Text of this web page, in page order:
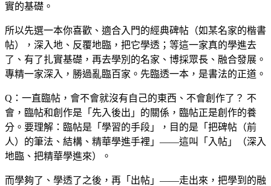
實的基礎。
所以先選一本你喜歡、適合入門的經典碑帖（如某名家的楷書
帖），深入地、反覆地臨，把它學透；等這一家真的學進去
了、有了扎實基礎，再去學別的名家、博採眾長、融合發展。
專精一家深入，勝過亂臨百家。先臨透一本，是書法的正道。
Q：一直臨帖，會不會就沒有自己的東西、不會創作了？ 不
會，臨帖和創作是「先入後出」的關係，臨帖正是創作的養
分。要理解：臨帖是「學習的手段」，目的是「把碑帖（前
人）的筆法、結構、精華學進手裡」——這叫「入帖」（深入
地臨、把精華學進來）。
而學夠了、學透了之後，再「出帖」——走出來，把學到的融